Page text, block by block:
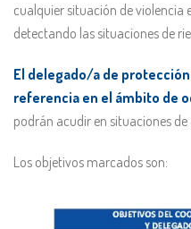
cualquier situación de violencia
detectando las situaciones de
El delegado/a de
referencia en el ámbito de
podrán acudir en situaciones
Los objetivos marcados son: